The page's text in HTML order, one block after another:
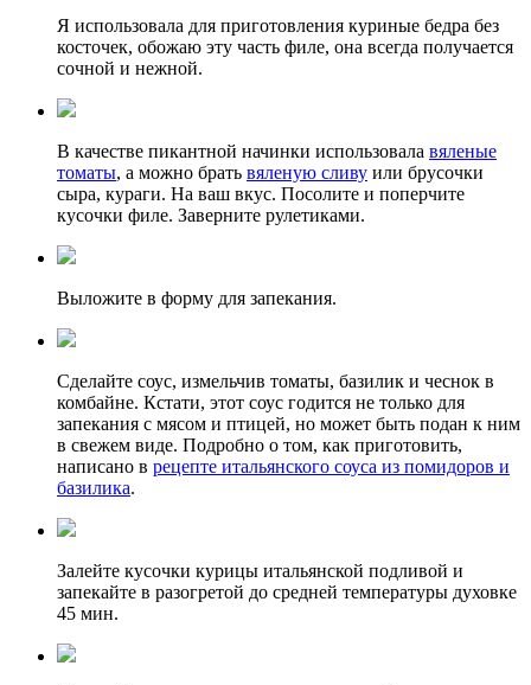
Я использовала для приготовления куриные бедра без
косточек, обожаю эту часть филе, она всегда получается
сочной и нежной.
В качестве пикантной начинки использовала вяленые
томаты, а можно брать вяленую сливу или брусочки
сыра, кураги. На ваш вкус. Посолите и поперчите
кусочки филе. Заверните рулетиками.
Выложите в форму для запекания.
Сделайте соус, измельчив томаты, базилик и чеснок в
комбайне. Кстати, этот соус годится не только для
запекания с мясом и птицей, но может быть подан к ним
в свежем виде. Подробно о том, как приготовить,
написано в рецепте итальянского соуса из помидоров и
базилика.
Залейте кусочки курицы итальянской подливой и
запекайте в разогретой до средней температуры духовке
45 мин.